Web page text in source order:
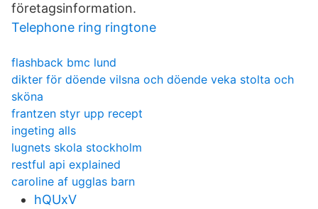
företagsinformation.
Telephone ring ringtone
flashback bmc lund
dikter för döende vilsna och döende veka stolta och
sköna
frantzen styr upp recept
ingeting alls
lugnets skola stockholm
restful api explained
caroline af ugglas barn
hQUxV